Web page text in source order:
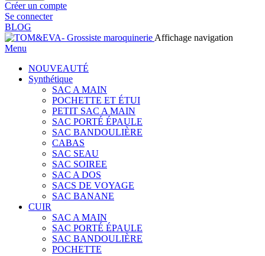
Créer un compte
Se connecter
BLOG
Affichage navigation
Menu
NOUVEAUTÉ
Synthétique
SAC A MAIN
POCHETTE ET ÉTUI
PETIT SAC A MAIN
SAC PORTÉ ÉPAULE
SAC BANDOULIÈRE
CABAS
SAC SEAU
SAC SOIREE
SAC A DOS
SACS DE VOYAGE
SAC BANANE
CUIR
SAC A MAIN
SAC PORTÉ ÉPAULE
SAC BANDOULIÈRE
POCHETTE